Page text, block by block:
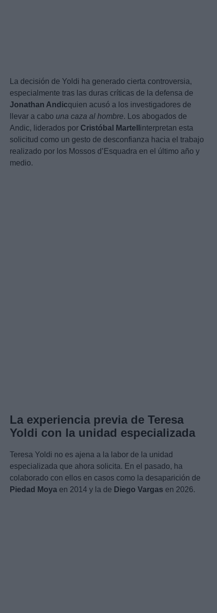
La decisión de Yoldi ha generado cierta controversia,
especialmente tras las duras críticas de la defensa de
Jonathan Andicquien acusó a los investigadores de
llevar a cabo una caza al hombre. Los abogados de
Andic, liderados por Cristóbal Martell interpretan esta
solicitud como un gesto de desconfianza hacia el trabajo
realizado por los Mossos d’Esquadra en el último año y
medio.
La experiencia previa de Teresa
Yoldi con la unidad especializada
Teresa Yoldi no es ajena a la labor de la unidad
especializada que ahora solicita. En el pasado, ha
colaborado con ellos en casos como la desaparición de
Piedad Moya en 2014 y la de Diego Vargas en 2026.